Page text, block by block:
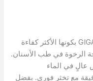
تمتاز أجهزة الليزر للأسنان من GIGAALASER بكونها الأكثر كفاءة
الرخوة في طب الأسنان.
في الماء
مع تخثر فوري. بفضل